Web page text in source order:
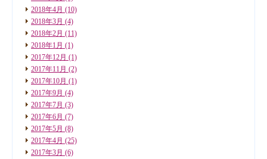
2018年4月 (10)
2018年3月 (4)
2018年2月 (11)
2018年1月 (1)
2017年12月 (1)
2017年11月 (2)
2017年10月 (1)
2017年9月 (4)
2017年7月 (3)
2017年6月 (7)
2017年5月 (8)
2017年4月 (25)
2017年3月 (6)